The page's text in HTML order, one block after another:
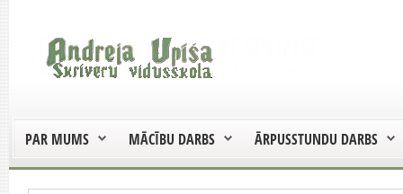
PAR MUMS MĀCĪBU DARBS ĀRPUSSTUNDU DARBS